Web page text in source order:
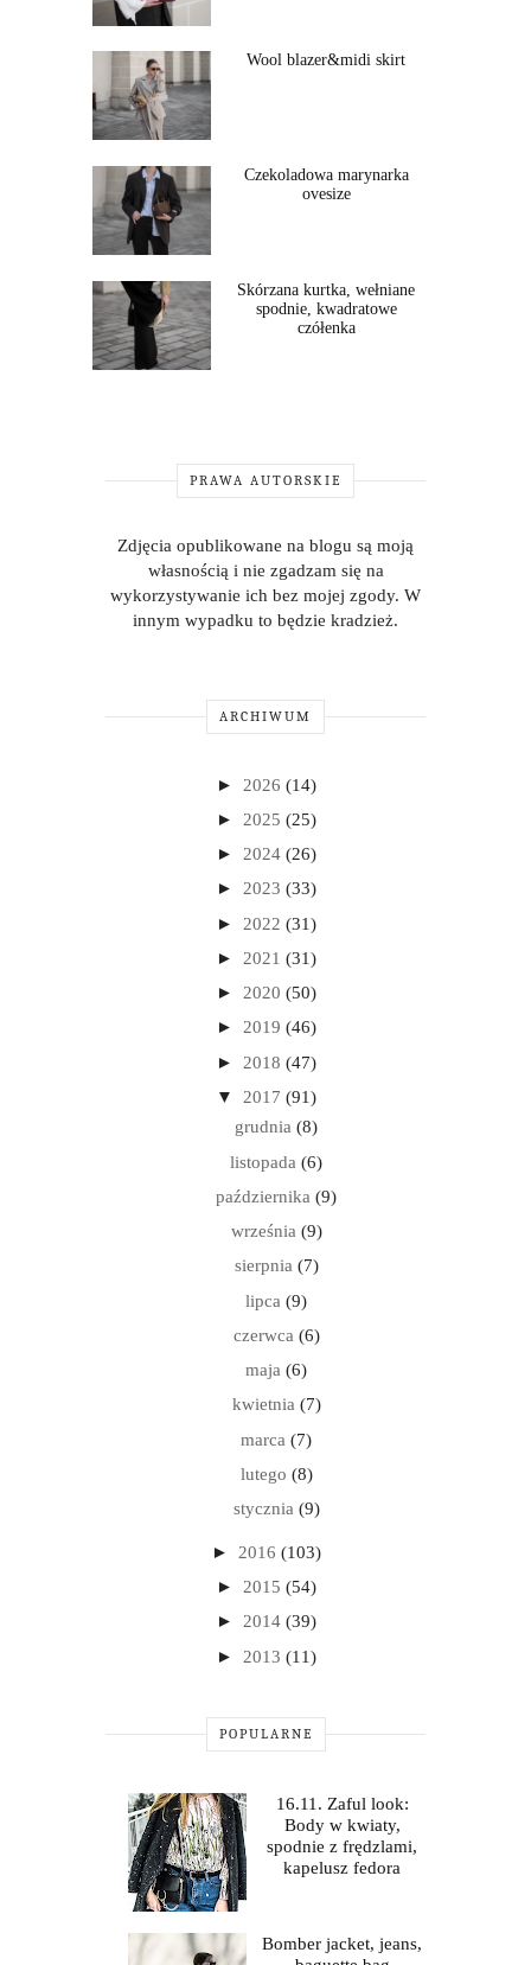
Wool blazer&midi skirt
Czekoladowa marynarka
ovesize
Skórzana kurtka, wełniane
spodnie, kwadratowe
czółenka
PRAWA AUTORSKIE
Zdjęcia opublikowane na blogu są moją
własnością i nie zgadzam się na
wykorzystywanie ich bez mojej zgody. W
innym wypadku to będzie kradzież.
ARCHIWUM
► 2026 (14)
► 2025 (25)
► 2024 (26)
► 2023 (33)
► 2022 (31)
► 2021 (31)
► 2020 (50)
► 2019 (46)
► 2018 (47)
▼ 2017 (91)
grudnia (8)
listopada (6)
października (9)
września (9)
sierpnia (7)
lipca (9)
czerwca (6)
maja (6)
kwietnia (7)
marca (7)
lutego (8)
stycznia (9)
► 2016 (103)
► 2015 (54)
► 2014 (39)
► 2013 (11)
POPULARNE
16.11. Zaful look:
Body w kwiaty,
spodnie z frędzlami,
kapelusz fedora
Bomber jacket, jeans,